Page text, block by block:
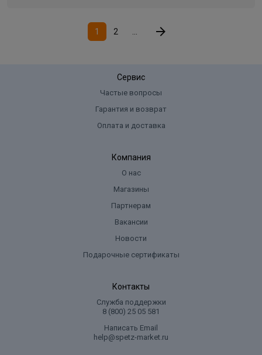
1 2
Сервис
Частые вопросы
Гарантия и возврат
Оплата и доставка
Компания
О нас
Магазины
Партнерам
Вакансии
Новости
Подарочные сертификаты
Контакты
Служба поддержки
8 (800) 25 05 581
Написать Email
help@spetz-market.ru